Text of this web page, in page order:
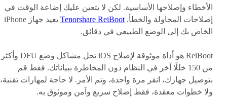
الأخطاء وإصلاحها الأساسية. لكن لا يتعين عليك إضاعة الوقت في
إصلاحات المحاولة والخطأ. Tenorshare ReiBoot
يعيد جهاز iPhone
الخاص بك إلى الوضع الطبيعي في دقائق.
ReiBoot هو أداة موثوقة لإصلاح iOS تحل مشاكل وضع DFU وأكثر
من 150 خللًا آخر في النظام دون المخاطرة ببياناتك. فقط قم
بتوصيل جهازك، انقر مرة واحدة، وتم الأمر. لا حاجة لمهارات تقنية،
ولا خطوات معقدة، فقط إصلاح سريع وآمن وموثوق به.